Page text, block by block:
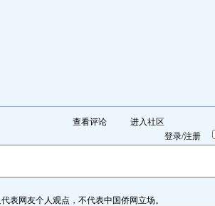
论 查看评论
进入社区
登录/注册
个人观点，不代表中国侨网立场。